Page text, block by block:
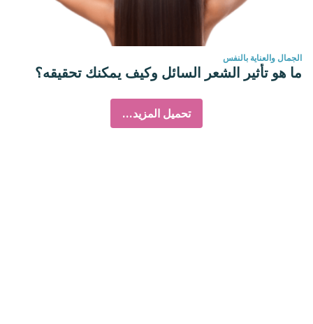
الجمال والعناية بالنفس
ما هو تأثير الشعر السائل وكيف يمكنك تحقيقه؟
تحميل المزيد...